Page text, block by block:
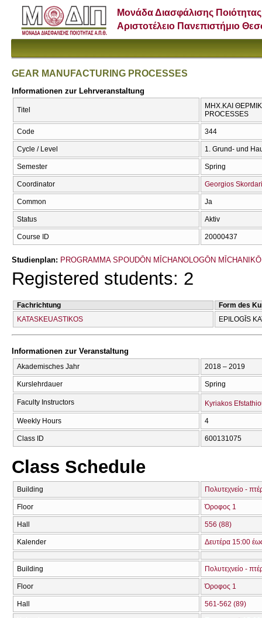
Μονάδα Διασφάλισης Ποιότητας
Αριστοτέλειο Πανεπιστήμιο
GEAR MANUFACTURING PROCESSES
Informationen zur Lehrveranstaltung
Titel
ΜΗΧ.ΚΑΙ
PROCESSES
Code 344
Cycle / Level 1. Grund- und
Semester Spring
Coordinator Georgios
Common Ja
Status Aktiv
Course ID 20000437
Studienplan: PROGRAMMA SPOUDŌN MĪCΗANOLOGŌN
Registered students: 2
Fachrichtung
Form des
KATASKEUASTIKOS
EPILOGĪS
Informationen zur Veranstaltung
Akademisches Jahr 2018 – 2019
Kurslehrdauer Spring
Faculty Instructors Kyriakos
Weekly Hours 4
Class ID 600131075
Class Schedule
Building Πολυτεχνείο -
Floor Όροφος 1
Hall 556 (88)
Kalender Δευτέρα 15:00
Building Πολυτεχνείο -
Floor Όροφος 1
Hall 561-562 (89)